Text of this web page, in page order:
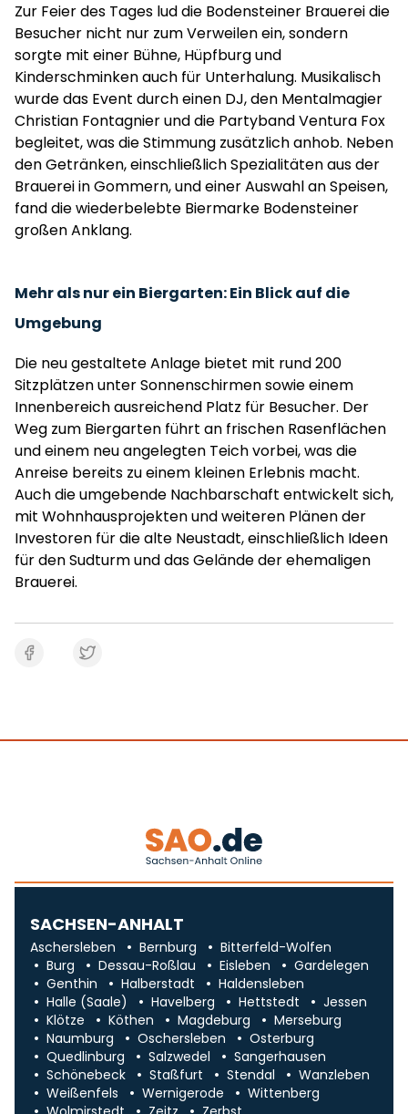
Zur Feier des Tages lud die Bodensteiner Brauerei die
Besucher nicht nur zum Verweilen ein, sondern
sorgte mit einer Bühne, Hüpfburg und
Kinderschminken auch für Unterhalung. Musikalisch
wurde das Event durch einen DJ, den Mentalmagier
Christian Fontagnier und die Partyband Ventura Fox
begleitet, was die Stimmung zusätzlich anhob. Neben
den Getränken, einschließlich Spezialitäten aus der
Brauerei in Gommern, und einer Auswahl an Speisen,
fand die wiederbelebte Biermarke Bodensteiner
großen Anklang.
Mehr als nur ein Biergarten: Ein Blick auf die
Umgebung
Die neu gestaltete Anlage bietet mit rund 200
Sitzplätzen unter Sonnenschirmen sowie einem
Innenbereich ausreichend Platz für Besucher. Der
Weg zum Biergarten führt an frischen Rasenflächen
und einem neu angelegten Teich vorbei, was die
Anreise bereits zu einem kleinen Erlebnis macht.
Auch die umgebende Nachbarschaft entwickelt sich,
mit Wohnhausprojekten und weiteren Plänen der
Investoren für die alte Neustadt, einschließlich Ideen
für den Sudturm und das Gelände der ehemaligen
Brauerei.
SACHSEN-ANHALT
Aschersleben Bernburg
Bitterfeld-Wolfen
Burg
Dessau-Roßlau Eisleben
Gardelegen
Genthin
Halberstadt
Haldensleben
Halle (Saale)
Havelberg Hettstedt
Jessen
Klötze
Köthen Magdeburg
Merseburg
Naumburg
Oschersleben
Osterburg
Quedlinburg
Salzwedel
Sangerhausen
Schönebeck
Staßfurt Stendal
Wanzleben
Weißenfels
Wernigerode
Wittenberg